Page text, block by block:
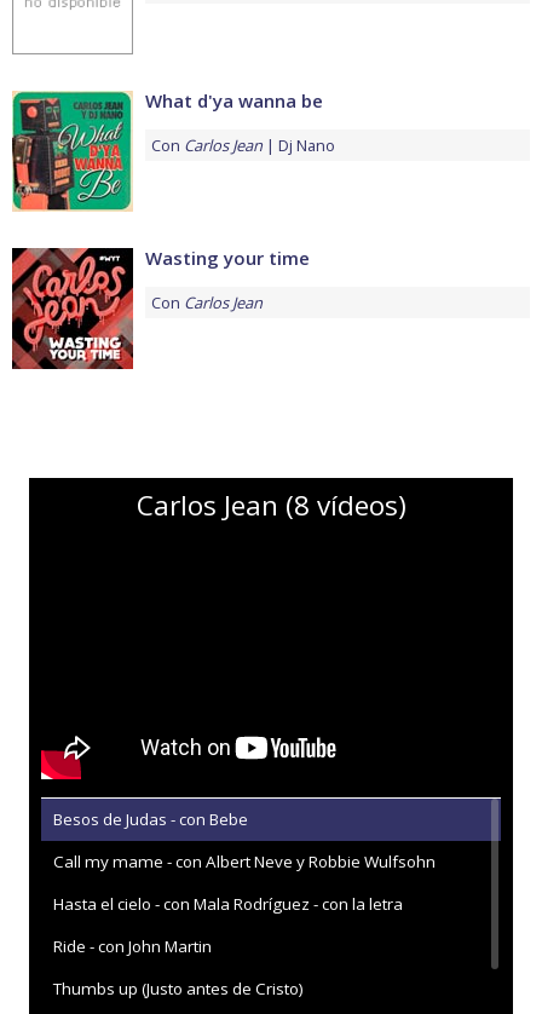
What d'ya wanna be
Con Carlos Jean Dj Nano
Wasting your time
Con Carlos Jean
Carlos Jean (8 vídeos)
Besos de Judas - con Bebe
Call my mame - con Albert Neve y Robbie Wulfsohn
Hasta el cielo - con Mala Rodríguez - con la letra
Ride - con John Martin
Thumbs up (Justo antes de Cristo)